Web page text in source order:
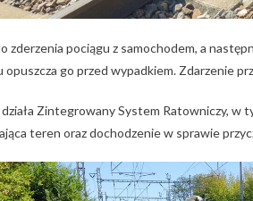
zderzenia pociągu z samochodem, a
opuszcza go przed wypadkiem. Zdarzenie
Zintegrowany System Ratowniczy, w
teren oraz dochodzenie w sprawie